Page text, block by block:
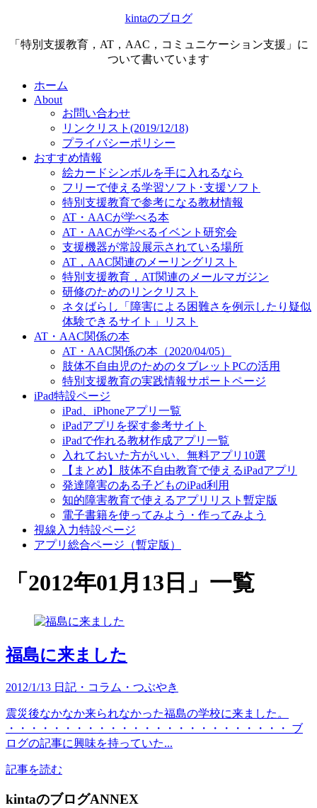
kintaのブログ
「特別支援教育，AT，AAC，コミュニケーション支援」に
ついて書いています
ホーム
About
お問い合わせ
リンクリスト(2019/12/18)
プライバシーポリシー
おすすめ情報
絵カードシンボルを手に入れるなら
フリーで使える学習ソフト･支援ソフト
特別支援教育で参考になる教材情報
AT・AACが学べる本
AT・AACが学べるイベント研究会
支援機器が常設展示されている場所
AT，AAC関連のメーリングリスト
特別支援教育，AT関連のメールマガジン
研修のためのリンクリスト
ネタばらし「障害による困難さを例示したり疑似
体験できるサイト」リスト
AT・AAC関係の本
AT・AAC関係の本（2020/04/05）
肢体不自由児のためのタブレットPCの活用
特別支援教育の実践情報サポートページ
iPad特設ページ
iPad、iPhoneアプリ一覧
iPadアプリを探す参考サイト
iPadで作れる教材作成アプリ一覧
入れておいた方がいい、無料アプリ10選
【まとめ】肢体不自由教育で使えるiPadアプリ
発達障害のある子どものiPad利用
知的障害教育で使えるアプリリスト暫定版
電子書籍を使ってみよう・作ってみよう
視線入力特設ページ
アプリ総合ページ（暫定版）
「 2012年01月13日 」 一覧
福島に来ました
2012/1/13 日記・コラム・つぶやき
震災後なかなか来られなかった福島の学校に来ました。
・・・・・・・・・・・・・・・・・・・・・・・・・ ブ
ログの記事に興味を持っていた...
記事を読む
kintaのブログANNEX